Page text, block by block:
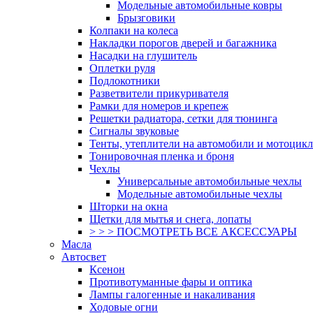
Модельные автомобильные ковры
Брызговики
Колпаки на колеса
Накладки порогов дверей и багажника
Насадки на глушитель
Оплетки руля
Подлокотники
Разветвители прикуривателя
Рамки для номеров и крепеж
Решетки радиатора, сетки для тюнинга
Сигналы звуковые
Тенты, утеплители на автомобили и
Тонировочная пленка и броня
Чехлы
Универсальные автомобильные чехлы
Модельные автомобильные чехлы
Шторки на окна
Щетки для мытья и снега, лопаты
> > > ПОСМОТРЕТЬ ВСЕ АКСЕССУАРЫ
Масла
Автосвет
Ксенон
Противотуманные фары и оптика
Лампы галогенные и накаливания
Ходовые огни